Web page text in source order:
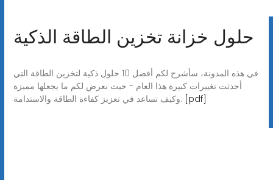
حلول خزانة تخزين الطاقة الذكية
في هذه المدونة، سأشرح لكم أفضل 10 حلول ذكية لتخزين الطاقة التي
أحدثت تغييرات كبيرة هذا العام - حيث نعرض لكم ما يجعلها مميزة
وكيف تساعد في تعزيز كفاءة الطاقة والاستدامة. [pdf]